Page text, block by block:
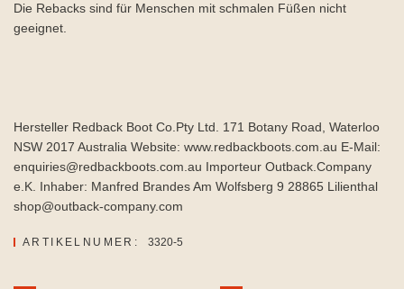
Die Rebacks sind für Menschen mit schmalen Füßen nicht
geeignet.
Hersteller Redback Boot Co.Pty Ltd. 171 Botany Road, Waterloo
NSW 2017 Australia Website: www.redbackboots.com.au E-Mail:
enquiries@redbackboots.com.au Importeur Outback.Company
e.K. Inhaber: Manfred Brandes Am Wolfsberg 9 28865 Lilienthal
shop@outback-company.com
ARTIKELNUMER: 3320-5